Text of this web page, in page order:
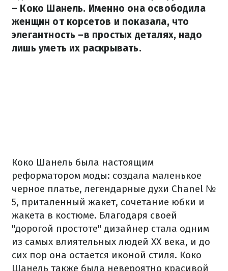
– Коко Шанель. Именно она освободила
женщин от корсетов и показала, что
элегантность –в простых деталях, надо
лишь уметь их раскрывать.
Коко Шанель была настоящим
реформатором моды: создала маленькое
черное платье, легендарные духи Chanel №
5, приталенный жакет, сочетание юбки и
жакета в костюме. Благодаря своей
"дорогой простоте" дизайнер стала одним
из самых влиятельных людей XX века, и до
сих пор она остается иконой стиля. Коко
Шанель также была невероятно красивой